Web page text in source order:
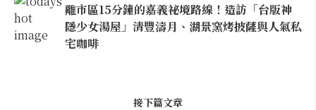
離市區15分鐘的嘉義祕境路線！造訪「台版神
隱少女湯屋」清豐濤月、湖景窯烤披薩與人氣私
宅咖啡
接下篇文章